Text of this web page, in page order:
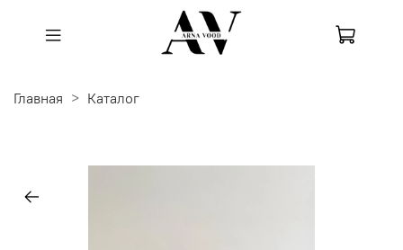
Главная Каталог